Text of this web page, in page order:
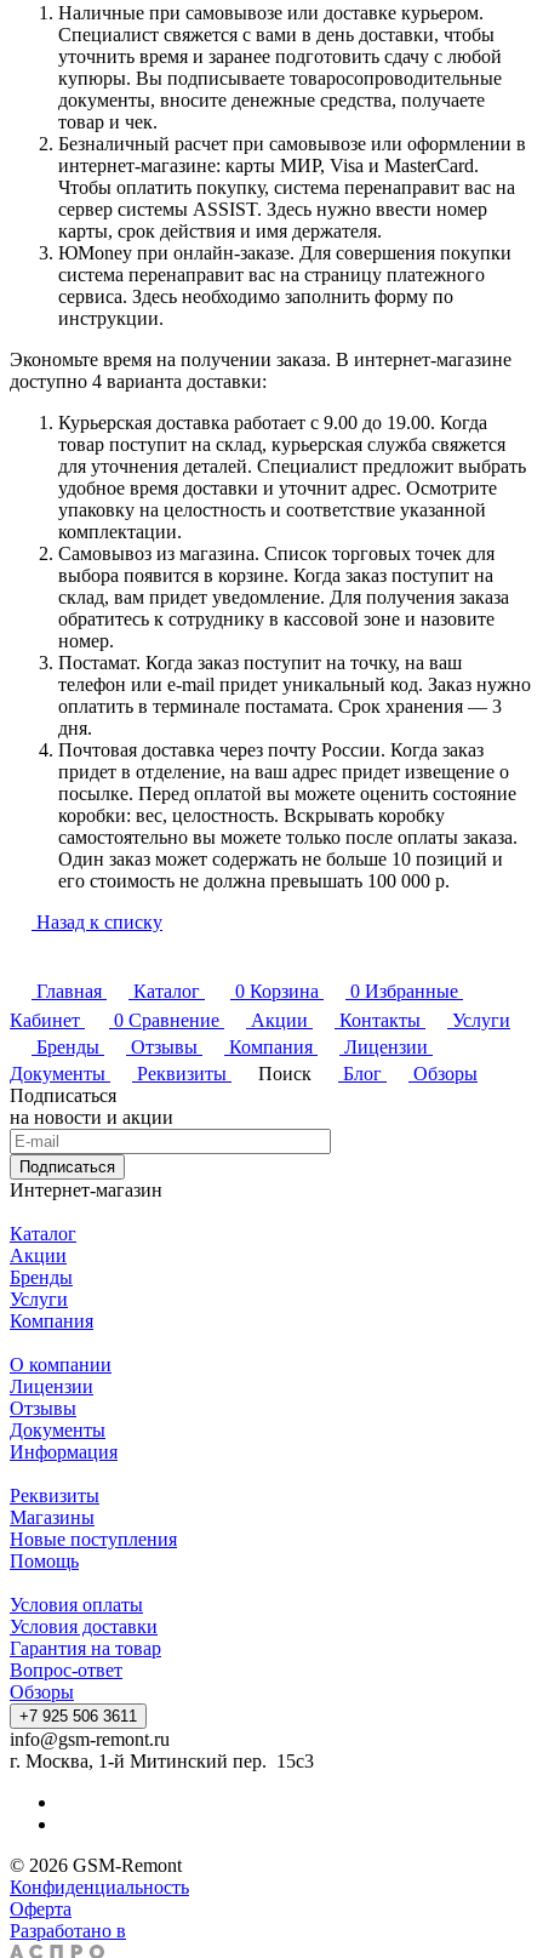
Наличные при самовывозе или доставке курьером.
Специалист свяжется с вами в день доставки, чтобы
уточнить время и заранее подготовить сдачу с любой
купюры. Вы подписываете товаросопроводительные
документы, вносите денежные средства, получаете
товар и чек.
Безналичный расчет при самовывозе или оформлении в
интернет-магазине: карты МИР, Visa и MasterCard.
Чтобы оплатить покупку, система перенаправит вас на
сервер системы ASSIST. Здесь нужно ввести номер
карты, срок действия и имя держателя.
ЮMoney при онлайн-заказе. Для совершения покупки
система перенаправит вас на страницу платежного
сервиса. Здесь необходимо заполнить форму по
инструкции.
Экономьте время на получении заказа. В интернет-магазине
доступно 4 варианта доставки:
Курьерская доставка работает с 9.00 до 19.00. Когда
товар поступит на склад, курьерская служба свяжется
для уточнения деталей. Специалист предложит выбрать
удобное время доставки и уточнит адрес. Осмотрите
упаковку на целостность и соответствие указанной
комплектации.
Самовывоз из магазина. Список торговых точек для
выбора появится в корзине. Когда заказ поступит на
склад, вам придет уведомление. Для получения заказа
обратитесь к сотруднику в кассовой зоне и назовите
номер.
Постамат. Когда заказ поступит на точку, на ваш
телефон или e-mail придет уникальный код. Заказ нужно
оплатить в терминале постамата. Срок хранения — 3
дня.
Почтовая доставка через почту России. Когда заказ
придет в отделение, на ваш адрес придет извещение о
посылке. Перед оплатой вы можете оценить состояние
коробки: вес, целостность. Вскрывать коробку
самостоятельно вы можете только после оплаты заказа.
Один заказ может содержать не больше 10 позиций и
его стоимость не должна превышать 100 000 р.
Назад к списку
Главная Каталог 0 Корзина 0 Избранные
Кабинет
0 Сравнение Акции Контакты
Услуги
Бренды
Отзывы Компания
Лицензии
Документы
Реквизиты Поиск Блог
Обзоры
Подписаться
на новости и акции
Подписаться
Интернет-магазин
Каталог
Акции
Бренды
Услуги
Компания
О компании
Лицензии
Отзывы
Документы
Информация
Реквизиты
Магазины
Новые поступления
Помощь
Условия оплаты
Условия доставки
Гарантия на товар
Вопрос-ответ
Обзоры
+7 925 506 3611
info@gsm-remont.ru
г. Москва, 1-й Митинский пер. 15с3
© 2026 GSM-Remont
Конфиденциальность
Оферта
Разработано в